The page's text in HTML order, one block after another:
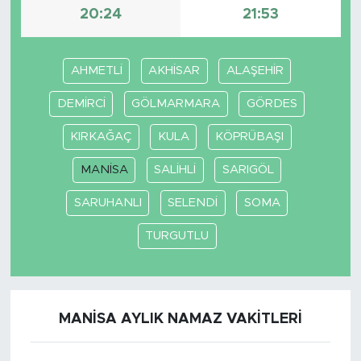
20:24 21:53
AHMETLİ AKHİSAR ALAŞEHİR
DEMİRCİ GÖLMARMARA GÖRDES
KIRKAĞAÇ KULA KÖPRÜBAŞI
MANİSA SALİHLİ SARIGÖL
SARUHANLI SELENDİ SOMA
TURGUTLU
MANİSA AYLIK NAMAZ VAKITLERI